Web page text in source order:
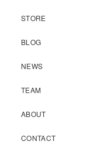
STORE
BLOG
NEWS
TEAM
ABOUT
CONTACT